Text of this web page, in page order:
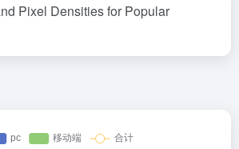
Pixel Densities for Popular